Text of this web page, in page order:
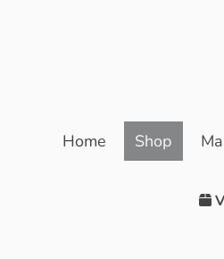
Home Shop